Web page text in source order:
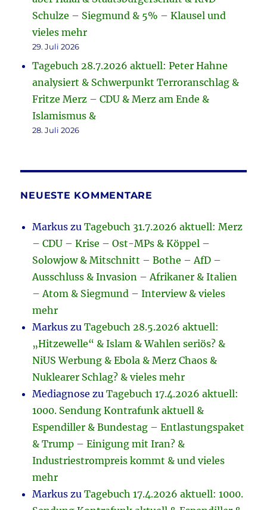
Schulze – Siegmund & 5% – Klausel und
vieles mehr
29. Juli 2026
Tagebuch 28.7.2026 aktuell: Peter Hahne
analysiert & Schwerpunkt Terroranschlag &
Fritze Merz – CDU & Merz am Ende &
Islamismus &
28. Juli 2026
NEUESTE KOMMENTARE
Markus zuTagebuch 31.7.2026 aktuell: Merz
– CDU – Krise – Ost-MPs & Köppel –
Solowjow & Mitschnitt – Bothe – AfD –
Ausschluss & Invasion – Afrikaner & Italien
– Atom & Siegmund – Interview & vieles
mehr
Markus zuTagebuch 28.5.2026 aktuell:
„Hitzewelle“ & Islam & Wahlen seriös? &
NiUS Werbung & Ebola & Merz Chaos &
Nuklearer Schlag? & vieles mehr
Mediagnose zuTagebuch 17.4.2026 aktuell:
1000. Sendung Kontrafunk aktuell &
Espendiller & Bundestag – Entlastungspaket
& Trump – Einigung mit Iran? &
Industriestrompreis kommt & und vieles
mehr
Markus zuTagebuch 17.4.2026 aktuell: 1000.